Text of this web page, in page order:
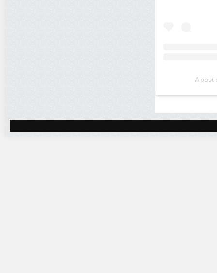
A post